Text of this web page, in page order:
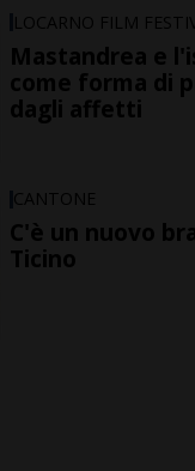
LOCARNO FILM
Mastandrea e
come forma di
dagli affetti
CANTONE
C'è un nuovo
Ticino